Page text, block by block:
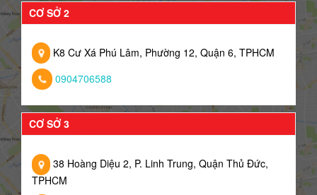
CƠ SỞ 2
K8 Cư Xá Phú Lâm, Phường 12, Quận 6, TPHCM
0904706588
CƠ SỞ 3
38 Hoàng Diệu 2, P. Linh Trung, Quận Thủ Đức,
TPHCM